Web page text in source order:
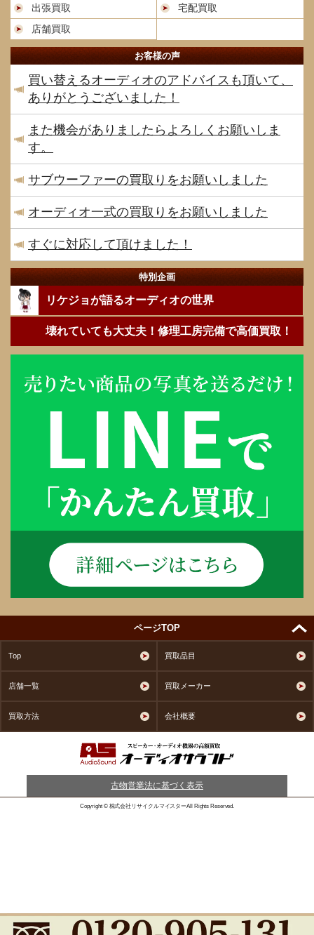
出張買取
宅配買取
店舗買取
お客様の声
買い替えるオーディオのアドバイスも頂いて、
ありがとうございました！
また機会がありましたらよろしくお願いしま
す。
サブウーファーの買取りをお願いしました
オーディオ一式の買取りをお願いしました
すぐに対応して頂けました！
特別企画
リケジョが語るオーディオの世界
壊れていても大丈夫！修理工房完備で高価買取！
ページTOP
Top 買取品目
店舗一覧 買取メーカー
買取方法 会社概要
古物営業法に基づく表示
Copyright © 株式会社リサイクルマイスターAll Rights Reserved.